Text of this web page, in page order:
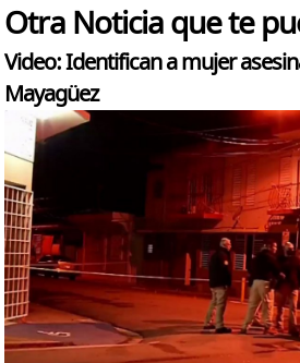
Otra Noticia que te
Video: Identifican a mujer
Mayagüez